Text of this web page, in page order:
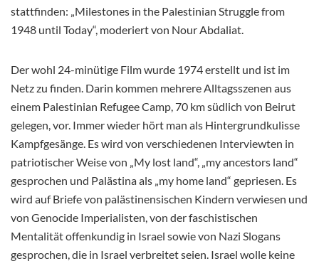
stattfinden: „Milestones in the Palestinian Struggle from
1948 until Today“, moderiert von Nour Abdaliat.
Der wohl 24-minütige Film wurde 1974 erstellt und ist im
Netz zu finden. Darin kommen mehrere Alltagsszenen aus
einem Palestinian Refugee Camp, 70 km südlich von Beirut
gelegen, vor. Immer wieder hört man als Hintergrundkulisse
Kampfgesänge. Es wird von verschiedenen Interviewten in
patriotischer Weise von „My lost land“, „my ancestors land“
gesprochen und Palästina als „my home land“ gepriesen. Es
wird auf Briefe von palästinensischen Kindern verwiesen und
von Genocide Imperialisten, von der faschistischen
Mentalität offenkundig in Israel sowie von Nazi Slogans
gesprochen, die in Israel verbreitet seien. Israel wolle keine